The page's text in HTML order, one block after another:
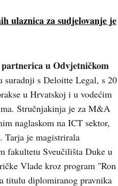
ulaznica za sudjelovanje je
u Odvjetničkom
suradnji s Deloitte Legal, s 20
u Hrvatskoj i u vodećim
Stručnjakinja je za M&A
naglaskom na ICT sektor,
Tarja je magistrirala
fakultetu Sveučilišta Duke u
Vlade kroz program "Ron
titulu diplomiranog pravnika